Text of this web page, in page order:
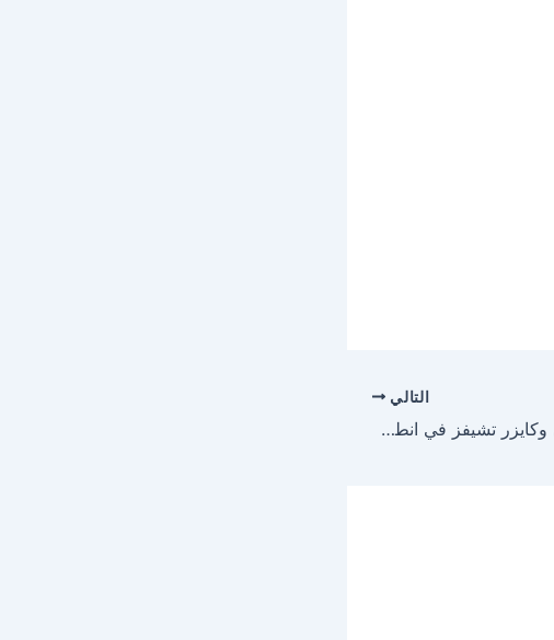
التالي
مباراة المصري وكايزر تشيفز في انطلاقة كأس الكونفدرالية